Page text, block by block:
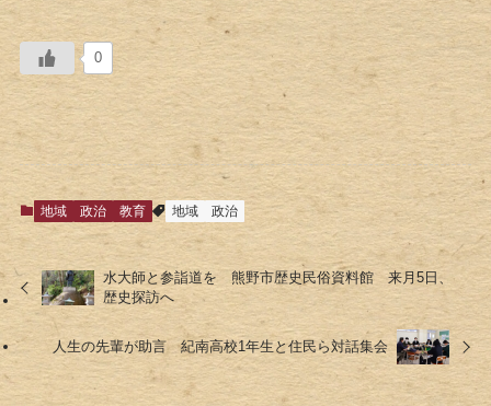
0
地域 政治 教育 地域 政治
水大師と参詣道を 熊野市歴史民俗資料館 来月5日、
歴史探訪へ
人生の先輩が助言 紀南高校1年生と住民ら対話集会